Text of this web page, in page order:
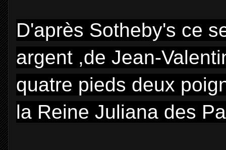
D'après Sotheby's ce
argent ,de Jean-
quatre pieds deux
la Reine Juliana des